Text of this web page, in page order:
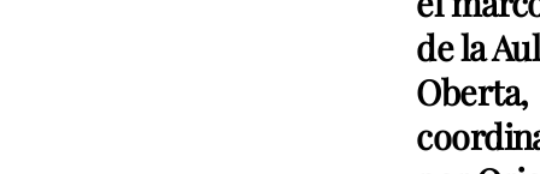
de la
Oberta,